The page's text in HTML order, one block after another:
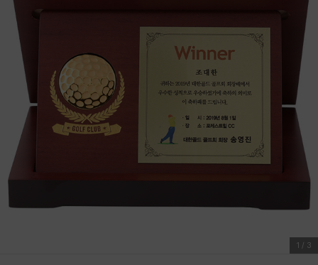
1 / 3